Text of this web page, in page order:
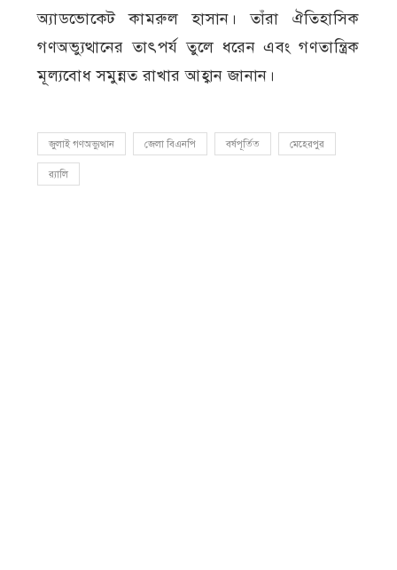
অ্যাডভোকেট কামরুল হাসান। তাঁরা ঐতিহাসিক
গণঅভ্যুত্থানের তাৎপর্য তুলে ধরেন এবং গণতান্ত্রিক
মূল্যবোধ সমুন্নত রাখার আহ্বান জানান।
জুলাই গণঅভ্যুত্থান জেলা বিএনপি বর্ষপূর্তিত মেহেরপুর
র‍্যালি